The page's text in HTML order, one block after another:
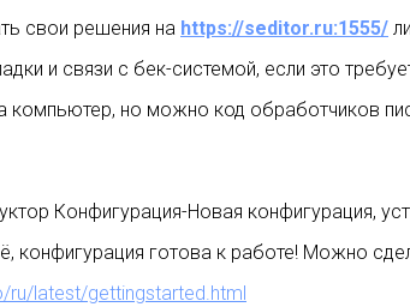
свои решения на https://seditor.ru:1555/
и связи с бек-системой, если это
компьютер, но можно код обработчиков
Конфигурация-Новая конфигурация,
конфигурация готова к работе! Можно
ru/latest/gettingstarted.html